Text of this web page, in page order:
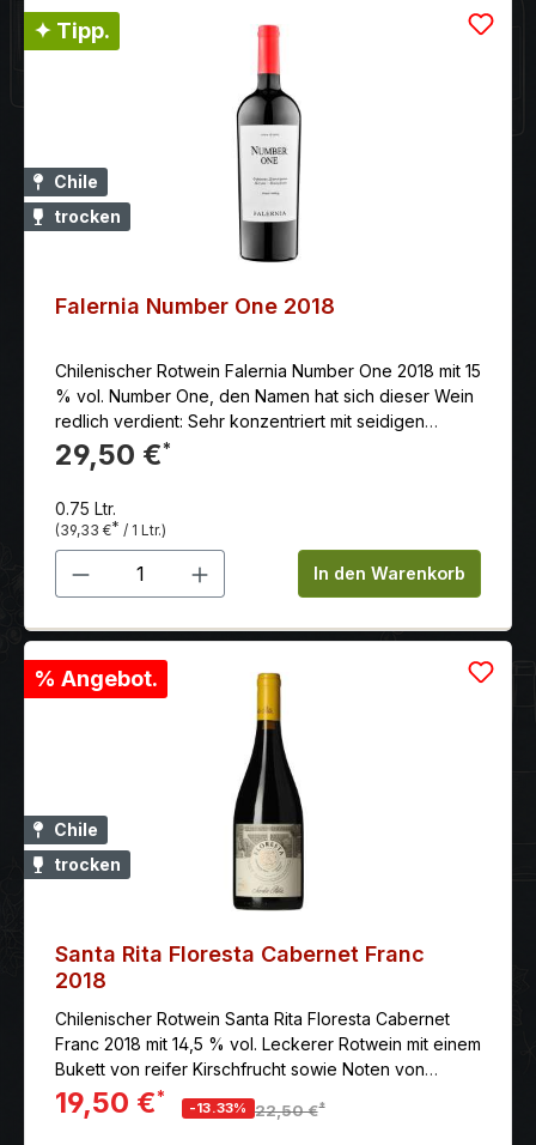
✦ Tipp.
Chile
trocken
Falernia Number One 2018
Chilenischer Rotwein Falernia Number One 2018 mit 15
% vol. Number One, den Namen hat sich dieser Wein
redlich verdient: Sehr konzentriert mit seidigen
Tanninen, Komplex, elegant mit einem endlosen
Finale.
29,50 €*
0.75 Ltr.
(39,33 €* / 1 Ltr.)
Produkt Anzahl: Gib denIn den Warenkorb
% Angebot.
Chile
trocken
Santa Rita Floresta Cabernet Franc
2018
Chilenischer Rotwein Santa Rita Floresta Cabernet
Franc 2018 mit 14,5 % vol. Leckerer Rotwein mit einem
Bukett von reifer Kirschfrucht sowie Noten von
Unterholz, Tabak und Mokka.
19,50 €*
-13.33% 22,50 €*